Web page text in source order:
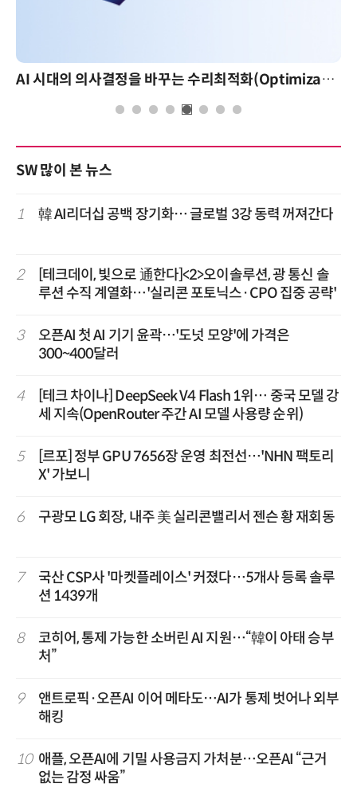
AI 시대의 의사결정을 바꾸는 수리최적화(Optimization): 실제 산업 적용 사례와 활용 전략
SW 많이 본 뉴스
1 韓 AI리더십 공백 장기화… 글로벌 3강 동력 꺼져간다
2
[테크데이, 빛으로 通한다]<2>오이솔루션, 광 통신 솔
루션 수직 계열화…'실리콘 포토닉스·CPO 집중 공략'
3
오픈AI 첫 AI 기기 윤곽…'도넛 모양'에 가격은
300~400달러
4
[테크 차이나] DeepSeek V4 Flash 1위… 중국 모델 강
세 지속(OpenRouter 주간 AI 모델 사용량 순위)
5
[르포] 정부 GPU 7656장 운영 최전선…'NHN 팩토리
X' 가보니
6 구광모 LG 회장, 내주 美 실리콘밸리서 젠슨 황 재회동
7
국산 CSP사 '마켓플레이스' 커졌다…5개사 등록 솔루
션 1439개
8
코히어, 통제 가능한 소버린 AI 지원…“韓이 아태 승부
처”
9
앤트로픽·오픈AI 이어 메타도…AI가 통제 벗어나 외부
해킹
10 애플, 오픈AI에 기밀 사용금지 가처분…오픈AI “근거
없는 감정 싸움”